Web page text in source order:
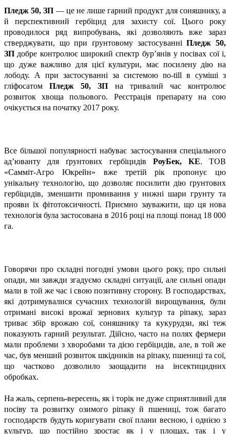
Пледж 50, ЗП — це не лише гарний продукт для соняшнику, а
й перспективний гербіцид для захисту сої. Цього року
проводилося ряд випробувань, які дозволяють вже зараз
стверджувати, що при ґрунтовому застосуванніПледж 50,
ЗП добре контролює широкий спектр бур’янів у посівах сої і,
що дуже важливо для цієї культури, має посилену дію на
лободу. А при застосуванні за системою no-till в суміші з
гліфосатомПледж 50, ЗП на тривалий час контролює
розвиток хвоща польового. Реєстрація препарату на сою
очікується на початку 2017 року.
Все більшої популярності набуває застосування спеціального
ад’юванту для ґрунтових гербіцидів РоуБек, КЕ. ТОВ
«Самміт-Агро Юкрейн» вже третій рік пропонує цю
унікальну технологію, що дозволяє посилити дію ґрунтових
гербіцидів, зменшити промивання у нижні шари грунту та
прояви їх фітотоксичності. Приємно зауважити, що ця нова
технологія була застосована в 2016 році на площі понад 18 000
га.
Говорячи про складні погодні умови цього року, про сильні
опади, ми завжди згадуємо складні ситуації, але сильні опади
мали в той же час і свою позитивну сторону. В господарствах,
які дотримувалися сучасних технологій вирощування, були
отримані високі врожаї зернових культур та ріпаку, зараз
триває збір врожаю сої, соняшнику та кукурудзи, які теж
показують гарний результат. Дійсно, часто на полях фермери
мали проблеми з хворобами та дією гербіцидів, але, в той же
час, був менший розвиток шкідників на ріпаку, пшениці та сої,
що частково дозволило заощадити на інсектицидних
обробках.
На жаль, серпень-вересень, як і торік не дуже сприятливий для
посіву та розвитку озимого ріпаку й пшениці, тож багато
господарств будуть коригувати свої плани весною, і однією з
культур, що постійно зростає як і у площах, так і у